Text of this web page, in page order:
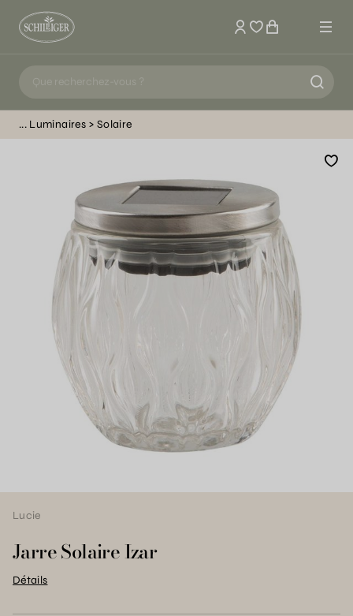
Mon compte
Luminaires Solaire
Lucie
Jarre Solaire Izar
Détails